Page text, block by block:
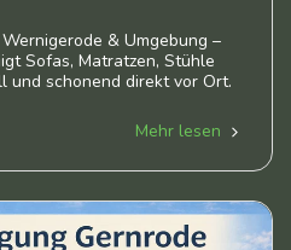
& Umgebung –
Sofas, Matratzen, Stühle
und schonend direkt vor Ort.
Mehr lesen